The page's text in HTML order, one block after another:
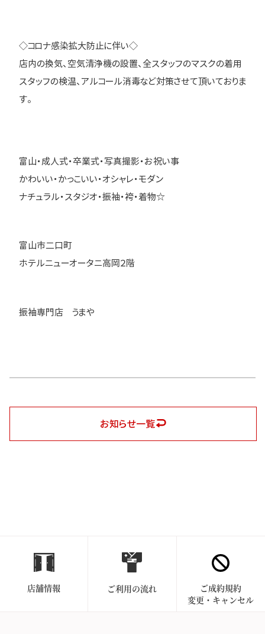
◇コロナ感染拡大防止に伴い◇
店内の換気、空気清浄機の設置、全スタッフのマスクの着用
スタッフの検温、アルコール消毒など対策させて頂いておりま
す。
富山・成人式・卒業式・写真撮影・お祝い事
かわいい・かっこいい・オシャレ・モダン
ナチュラル・スタジオ・振袖・袴・着物☆
富山市二口町
ホテルニューオータニ高岡２階
振袖専門店 うまや
お知らせ一覧
店舗情報 ご利用の流れ
ご成約規約
変更・キャンセル